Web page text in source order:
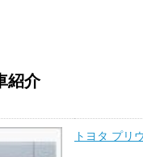
紹介
トヨタ プリ